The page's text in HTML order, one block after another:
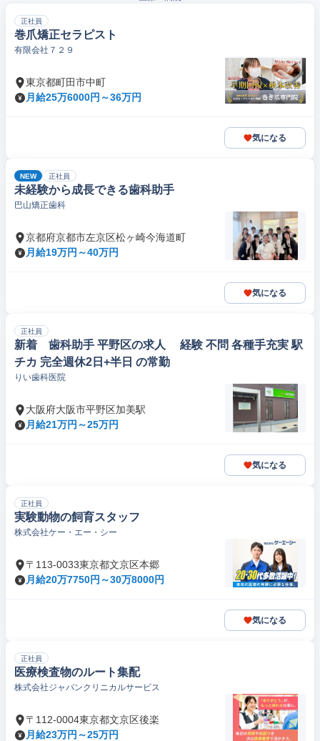
正社員
巻爪矯正セラピスト
有限会社７２９
東京都町田市中町
月給25万6000円～36万円
気になる
NEW 正社員
未経験から成長できる歯科助手
巴山矯正歯科
京都府京都市左京区松ヶ崎今海道町
月給19万円～40万円
気になる
正社員
新着 歯科助手 平野区の求人 経験 不問 各種手充実 駅
チカ 完全週休2日+半日 の常勤
りい歯科医院
大阪府大阪市平野区加美駅
月給21万円～25万円
気になる
正社員
実験動物の飼育スタッフ
株式会社ケー・エー・シー
〒113-0033東京都文京区本郷
月給20万7750円～30万8000円
気になる
正社員
医療検査物のルート集配
株式会社ジャパンクリニカルサービス
〒112-0004東京都文京区後楽
月給23万円～25万円